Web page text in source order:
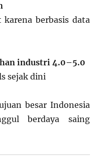
berbasis data
industri 4.0–5.0
sejak dini
besar Indonesia
berdaya saing